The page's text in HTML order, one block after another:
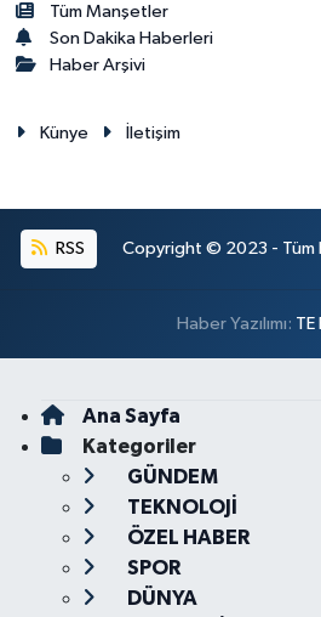
Tüm Manşetler
Son Dakika Haberleri
Haber Arşivi
Künye İletişim
RSS Copyright © 2023 - Tüm
Haber Yazılımı: TE
Ana Sayfa
Kategoriler
GÜNDEM
TEKNOLOJİ
ÖZEL HABER
SPOR
DÜNYA